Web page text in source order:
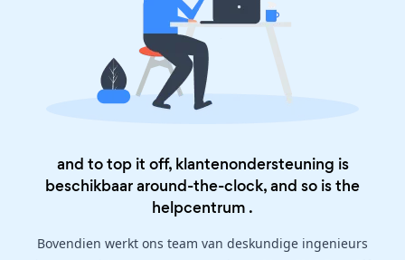
and to top it off, klantenondersteuning is
beschikbaar around-the-clock, and so is the
helpcentrum .
Bovendien werkt ons team van deskundige ingenieurs